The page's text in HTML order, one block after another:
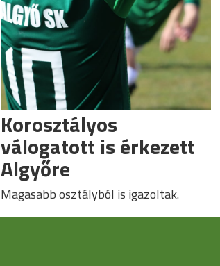
Korosztályos
válogatott is érkezett
Algyőre
Magasabb osztályból is igazoltak.